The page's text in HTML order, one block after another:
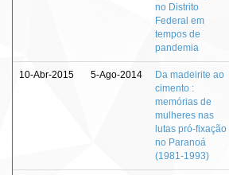
no Distrito
Federal em
tempos de
pandemia
10-Abr-2015 5-Ago-2014
Da madeirite ao
cimento :
memórias de
mulheres nas
lutas pró-fixação
no Paranoá
(1981-1993)